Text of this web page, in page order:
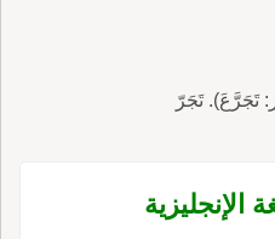
تَجَرَّعَ). تَجَرّ
الإنجليزية